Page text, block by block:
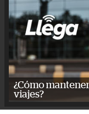
¿Cómo
viajes?